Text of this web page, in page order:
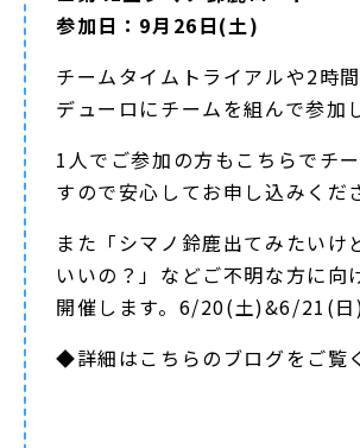
参加日：9月26日(土)
チームタイムトライアルや2時
デューロにチームを組んで参加
1人でご参加の方もこちらでチ
すので安心してお申し込みくだ
また「シマノ鈴鹿出てみたいけ
いいの？」などご不明な方に向
開催します。6/20(土)&6/21(日
◆詳細はこちらのブログをご覧